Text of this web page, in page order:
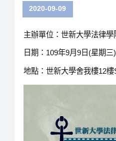
2020-09-09
主辦單位：世新大學法律學
日期：109年9月9日(星期
地點：世新大學舍我樓12樓